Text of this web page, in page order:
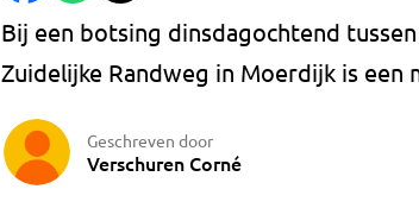
Bij een botsing dinsdagochtend
Zuidelijke Randweg in Moerdijk is een
Geschreven door
Verschuren Corné